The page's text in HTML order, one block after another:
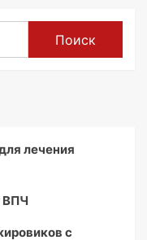
Поиск
лечения
ВПЧ
с